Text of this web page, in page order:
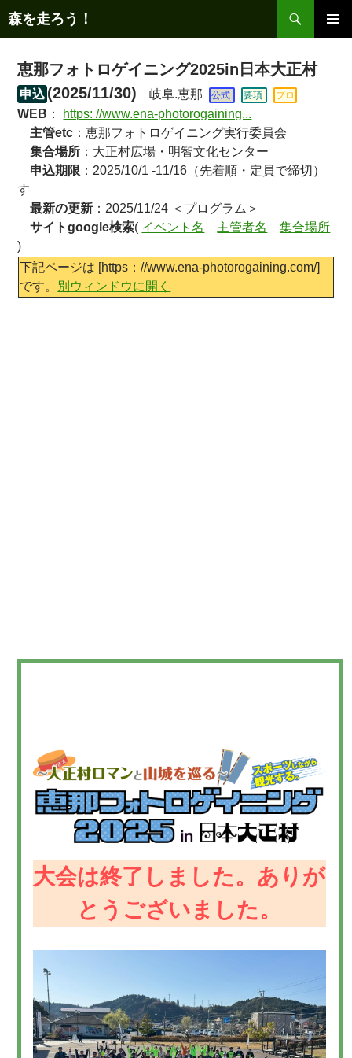
ン
森を走ろう！
検
索
恵那フォトロゲイニング2025in日本大正村
申込 (2025/11/30) 岐阜.恵那 公式 要項 プロ
WEB ： https: //www.ena-photorogaining...
主管etc ：恵那フォトロゲイニング実行委員会
集合場所 ：大正村広場・明智文化センター
申込期限 ：2025/10/1 -11/16（先着順・定員で締切）
す
最新の更新 ：2025/11/24 ＜プログラム＞
サイトgoogle検索( イベント名 主管者名
集合場所
)
下記ページは [https：//www.ena-photorogaining.com/]
です。 別ウィンドウに開く